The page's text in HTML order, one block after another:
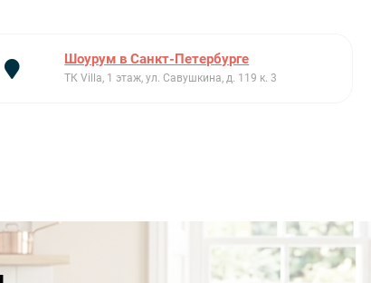
Шоурум в Санкт-Петербурге
ТК Villa, 1 этаж, ул. Савушкина, д. 119 к. 3